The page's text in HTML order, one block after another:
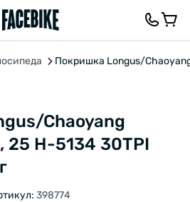
Покришка Longus/
Chaoyang
25 H-5134 30TPI
398774
ОПИС ВІДГУКИ ТА ЗАПИТАННЯ